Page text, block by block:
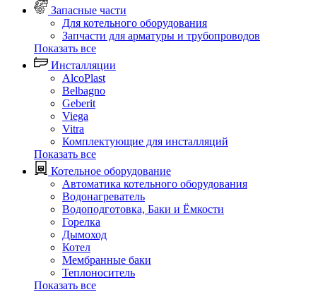
Запасные части
Для котельного оборудования
Запчасти для арматуры и трубопроводов
Показать все
Инсталляции
AlcoPlast
Belbagno
Geberit
Viega
Vitra
Комплектующие для инсталляций
Показать все
Котельное оборудование
Автоматика котельного оборудования
Водонагреватель
Водоподготовка, Баки и Ёмкости
Горелка
Дымоход
Котел
Мембранные баки
Теплоноситель
Показать все